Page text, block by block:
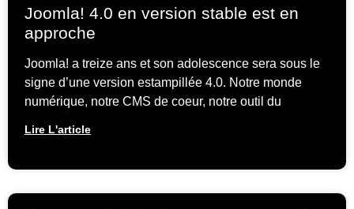
Joomla! 4.0 en version stable est en
approche
Joomla! a treize ans et son adolescence sera sous le
signe d’une version estampillée 4.0. Notre monde
numérique, notre CMS de coeur, notre outil du
Lire L'article